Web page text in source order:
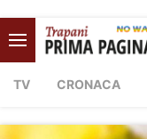
TV CRONACA